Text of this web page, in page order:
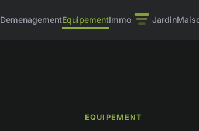
DemenagementEquipementImmo Jardin
EQUIPEMENT